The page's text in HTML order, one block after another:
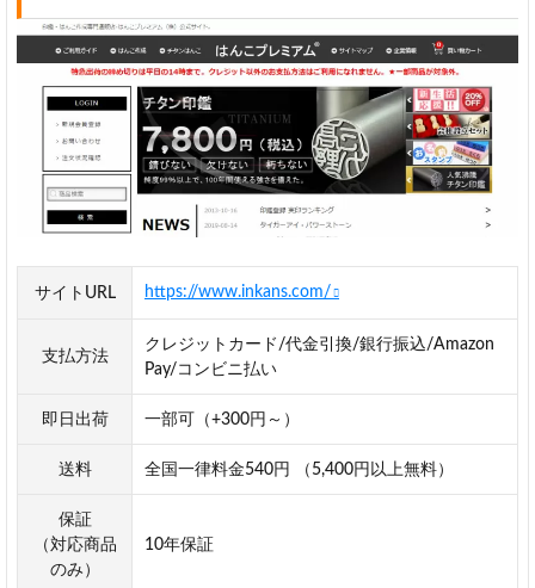
サイトURL https://www.inkans.com/
支払方法
クレジットカード/代金引換/銀行振込/Amazon
Pay/コンビニ払い
即日出荷 一部可（+300円～）
送料 全国一律料金540円 （5,400円以上無料）
保証
（対応商品
のみ）
10年保証